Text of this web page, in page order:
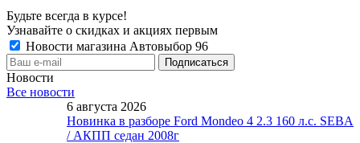
Будьте всегда в курсе!
Узнавайте о скидках и акциях первым
Новости магазина Автовыбор 96
Новости
Все новости
6 августа 2026
Новинка в разборе Ford Mondeo 4 2.3 160 л.с. SEBA
/ АКПП седан 2008г